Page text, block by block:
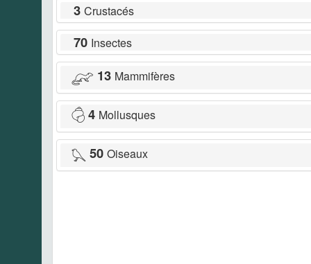
3 Crustacés
70 Insectes
13 Mammifères
4 Mollusques
50 Oiseaux